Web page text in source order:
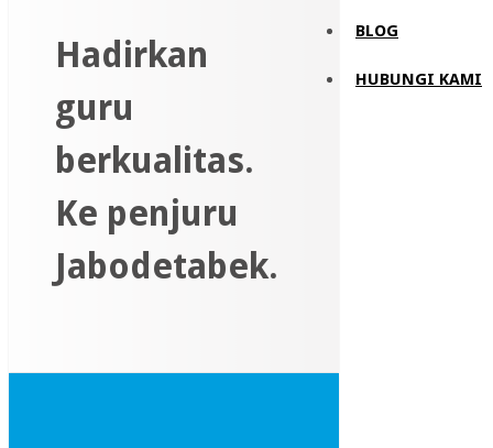
BLOG
HUBUNGI KAMI
Hadirkan
guru
berkualitas.
Ke penjuru
Jabodetabek.